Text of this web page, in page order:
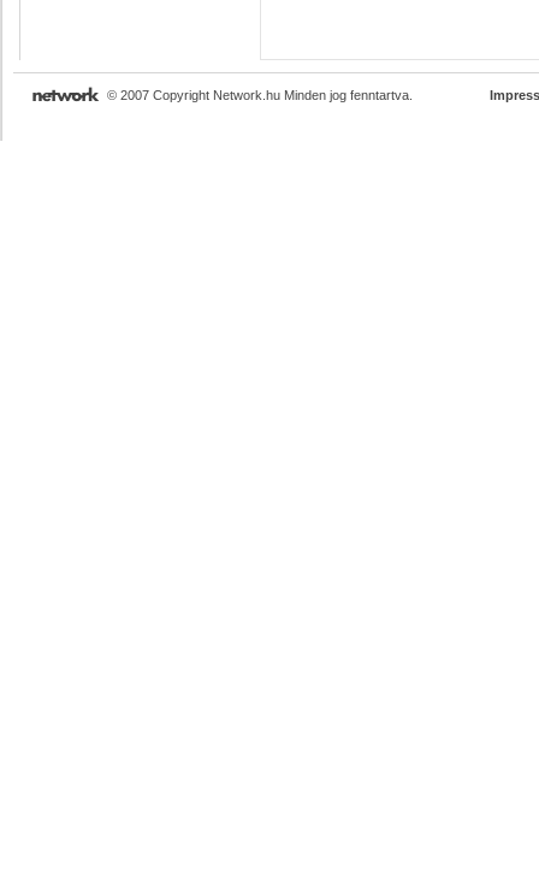
© 2007 Copyright Network.hu Minden jog fenntartva.